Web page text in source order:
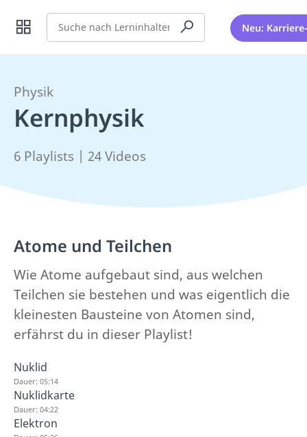
Suche Neu:
Physik
Kernphysik
6 Playlists | 24 Videos
Atome und Teilchen
Wie Atome aufgebaut sind, aus welchen
Teilchen sie bestehen und was eigentlich die
kleinesten Bausteine von Atomen sind,
erfährst du in dieser Playlist!
Nuklid
Dauer: 05:14
Nuklidkarte
Dauer: 04:22
Elektron